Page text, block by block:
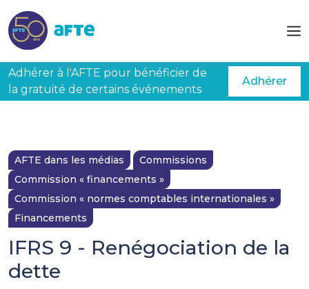
Adhérer à l'AFTE pour bénéficier de
la gratuité de certains événements
Adhérer
AFTE dans les médias
Commissions
Commission « financements »
Commission « normes comptables internationales »
Financements
IFRS 9 - Renégociation de la
dette